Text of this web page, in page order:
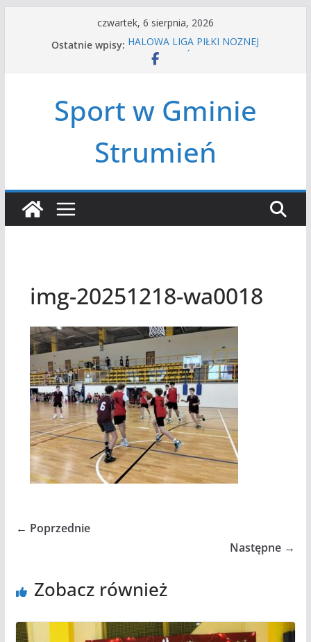
czwartek, 6 sierpnia, 2026
Ostatnie wpisy: HALOWA LIGA PIŁKI NOŻNEJ
LATO W MIEŚCIE’2026
Czwórbój lekkoatletyczny
Sport w Gminie
Strumień
img-20251218-wa0018
← Poprzednie
Następne →
Zobacz również